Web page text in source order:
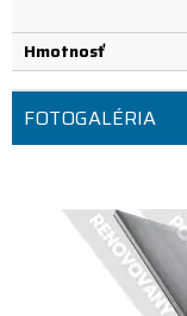
Hmotnosť
FOTOGALÉRIA